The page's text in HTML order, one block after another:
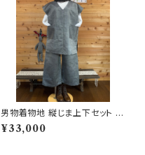
男物着物地 縦じま上下セット 2
02502131019
¥33,000